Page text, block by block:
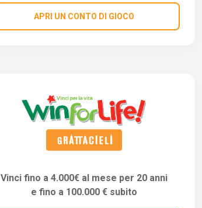
APRI UN CONTO DI GIOCO
Vinci fino a 4.000€ al mese per 20 anni
e fino a 100.000 € subito